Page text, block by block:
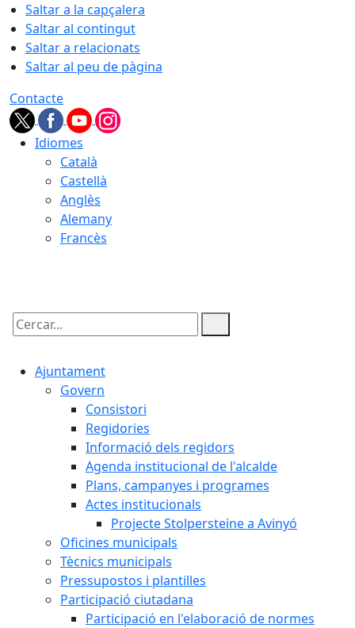
Saltar a la capçalera
Saltar al contingut
Saltar a relacionats
Saltar al peu de pàgina
Contacte
Idiomes
Català
Castellà
Anglès
Alemany
Francès
Cercar:
Ajuntament
Govern
Consistori
Regidories
Informació dels regidors
Agenda institucional de l'alcalde
Plans, campanyes i programes
Actes institucionals
Projecte Stolpersteine a Avinyó
Oficines municipals
Tècnics municipals
Pressupostos i plantilles
Participació ciutadana
Participació en l'elaboració de normes